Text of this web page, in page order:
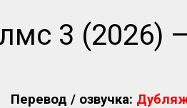
3 (2026)
Перевод / озвучка: